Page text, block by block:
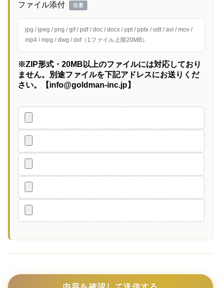
ファイル添付 任意
jpg / jpeg / png / gif / pdf / doc / docx / ppt / pptx / odt / avi / mov /
mp4 / mpg / dwg / dxf（1ファイル上限20MB）
※ZIP形式・20MB以上のファイルには対応しており
ません。別途ファイルを下記アドレスにお送りくだ
さい。【info@goldman-inc.jp】